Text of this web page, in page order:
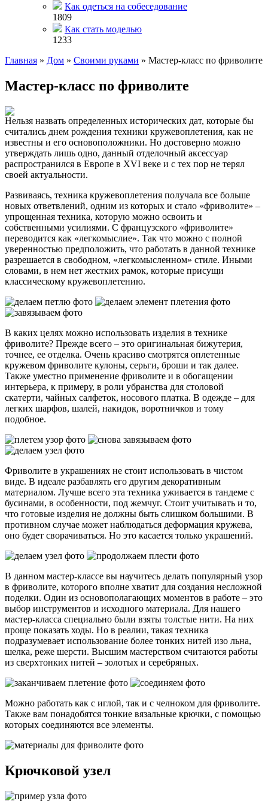
Как одеться на собеседование
1809
Как стать моделью
1233
Главная » Дом » Своими руками » Мастер-класс по фриволите
Мастер-класс по фриволите
Нельзя назвать определенных исторических дат, которые бы
считались днем рождения техники кружевоплетения, как не
известны и его основоположники. Но достоверно можно
утверждать лишь одно, данный отделочный аксессуар
распространился в Европе в XVI веке и с тех пор не терял
своей актуальности.
Развиваясь, техника кружевоплетения получала все больше
новых ответвлений, одним из которых и стало «фриволите» –
упрощенная техника, которую можно освоить и
собственными усилиями. С французского «фриволите»
переводится как «легкомыслие». Так что можно с полной
уверенностью предположить, что работать в данной технике
разрешается в свободном, «легкомысленном» стиле. Иными
словами, в нем нет жестких рамок, которые присущи
классическому кружевоплетению.
В каких целях можно использовать изделия в технике
фриволите? Прежде всего – это оригинальная бижутерия,
точнее, ее отделка. Очень красиво смотрятся оплетенные
кружевом фриволите кулоны, серьги, броши и так далее.
Также уместно применение фриволите и в обогащении
интерьера, к примеру, в роли убранства для столовой
скатерти, чайных салфеток, носового платка. В одежде – для
легких шарфов, шалей, накидок, воротничков и тому
подобное.
Фриволите в украшениях не стоит использовать в чистом
виде. В идеале разбавлять его другим декоративным
материалом. Лучше всего эта техника уживается в тандеме с
бусинами, в особенности, под жемчуг. Стоит учитывать и то,
что готовые изделия не должны быть слишком большими. В
противном случае может наблюдаться деформация кружева,
оно будет сворачиваться. Но это касается только украшений.
В данном мастер-классе вы научитесь делать популярный узор
в фриволите, которого вполне хватит для создания несложной
поделки. Один из основополагающих моментов в работе – это
выбор инструментов и исходного материала. Для нашего
мастер-класса специально были взяты толстые нити. На них
проще показать ходы. Но в реалии, такая техника
подразумевает использование более тонких нитей изо льна,
шелка, реже шерсти. Высшим мастерством считаются работы
из сверхтонких нитей – золотых и серебряных.
Можно работать как с иглой, так и с челноком для фриволите.
Также вам понадобятся тонкие вязальные крючки, с помощью
которых соединяются все элементы.
Крючковой узел